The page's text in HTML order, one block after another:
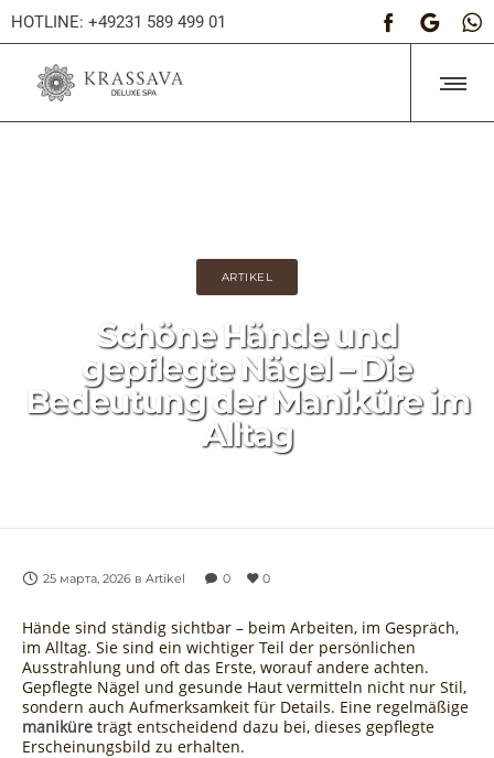
HOTLINE: +49231 589 499 01
ARTIKEL
Schöne Hände und
gepflegte Nägel – Die
Bedeutung der Maniküre im
Alltag
25 марта, 2026 в Artikel 0 0
Hände sind ständig sichtbar – beim Arbeiten, im Gespräch,
im Alltag. Sie sind ein wichtiger Teil der persönlichen
Ausstrahlung und oft das Erste, worauf andere achten.
Gepflegte Nägel und gesunde Haut vermitteln nicht nur Stil,
sondern auch Aufmerksamkeit für Details. Eine regelmäßige
maniküre trägt entscheidend dazu bei, dieses gepflegte
Erscheinungsbild zu erhalten.